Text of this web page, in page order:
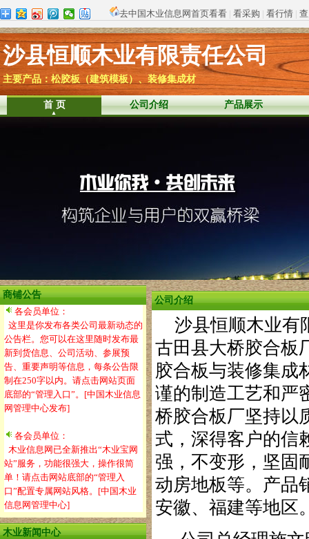
去中国木业信息网首页看看 | 看采购 | 看行情 |
沙县恒顺木业有限责任公司
主要产品：松胶板（建筑模板）、装修集成材
首 页 公司介绍 产品展示
商铺公告
各会员单位：
这里是你发布各类公司最新动态的
公告栏。您可以在这里随时发布最
新到货信息、公司活动、参展预
告、重要声明等信息，每条公告限
制在250字以内。请点击网站页面
底部的“管理入口”。[中国木业信息
网管理中心发布]
各会员单位：
木业信息网已全新推出“木业宝网
站”服务，功能很强大，操作很简
单！请点击网站底部的“管理入
口”配置专属网站风格。[中国木业
信息网管理中心]
木业新闻中心
公司介绍
沙县恒顺木业有
古田县大桥胶合板
胶合板与装修集成
谨的制造工艺和严
桥胶合板厂坚持以
式，深得客户的信
强，不变形，坚固
动房地板等。产品
安徽、福建等地区